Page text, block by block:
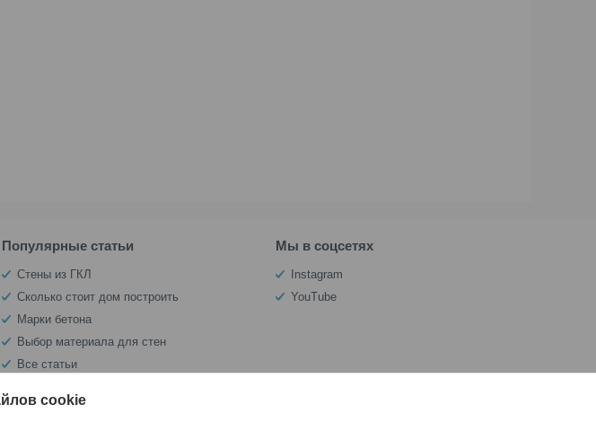
Популярные статьи
Стены из ГКЛ
Сколько стоит дом построить
Марки бетона
Выбор материала для стен
Все статьи
Мы в соцсетях
Instagram
YouTube
cookie